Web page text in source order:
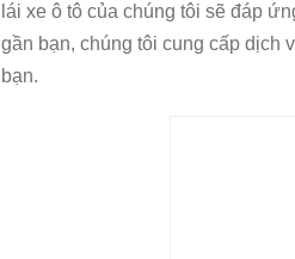
lái xe ô tô của chúng tôi sẽ đáp
gần bạn, chúng tôi cung cấp dịch
bạn.